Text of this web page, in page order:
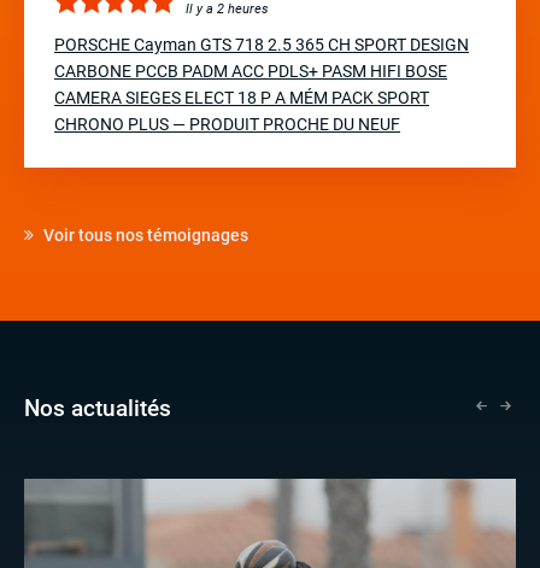
Il y a 2 heures
PORSCHE Cayman GTS 718 2.5 365 CH SPORT DESIGN
CARBONE PCCB PADM ACC PDLS+ PASM HIFI BOSE
CAMERA SIEGES ELECT 18 P A MÉM PACK SPORT
CHRONO PLUS — PRODUIT PROCHE DU NEUF
Voir tous nos témoignages
Nos actualités